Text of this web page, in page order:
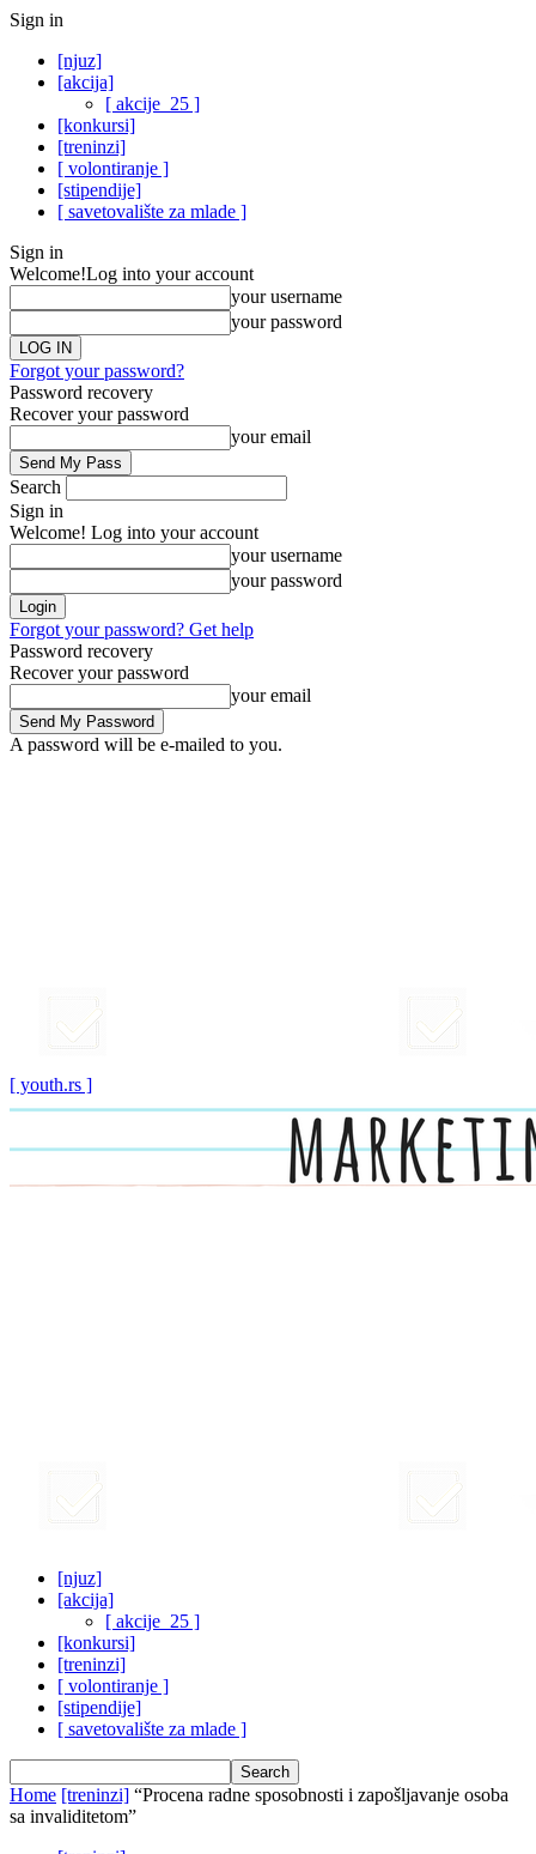
Sign in
[njuz]
[akcija]
[ akcije_25 ]
[konkursi]
[treninzi]
[ volontiranje ]
[stipendije]
[ savetovalište za mlade ]
Sign in
Welcome!Log into your account
your username
your password
Forgot your password?
Password recovery
Recover your password
your email
Search
Sign in
Welcome! Log into your account
your username
your password
Forgot your password? Get help
Password recovery
Recover your password
your email
A password will be e-mailed to you.
[ youth.rs ]
[njuz]
[akcija]
[ akcije_25 ]
[konkursi]
[treninzi]
[ volontiranje ]
[stipendije]
[ savetovalište za mlade ]
Home [treninzi] “Procena radne sposobnosti i zapošljavanje osoba
sa invaliditetom”